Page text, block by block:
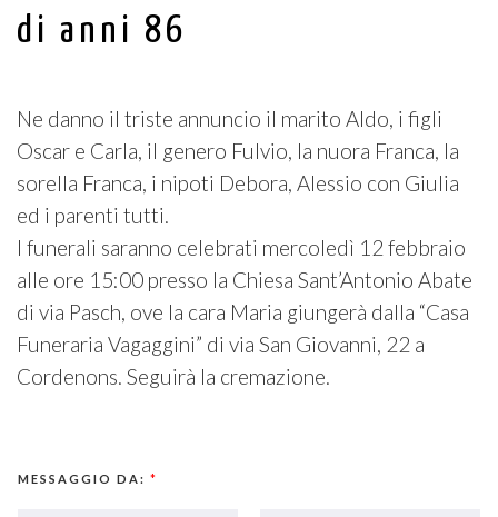
di anni 86
Ne danno il triste annuncio il marito Aldo, i figli
Oscar e Carla, il genero Fulvio, la nuora Franca, la
sorella Franca, i nipoti Debora, Alessio con Giulia
ed i parenti tutti.
I funerali saranno celebrati mercoledì 12 febbraio
alle ore 15:00 presso la Chiesa Sant’Antonio Abate
di via Pasch, ove la cara Maria giungerà dalla “Casa
Funeraria Vagaggini” di via San Giovanni, 22 a
Cordenons. Seguirà la cremazione.
MESSAGGIO DA: *